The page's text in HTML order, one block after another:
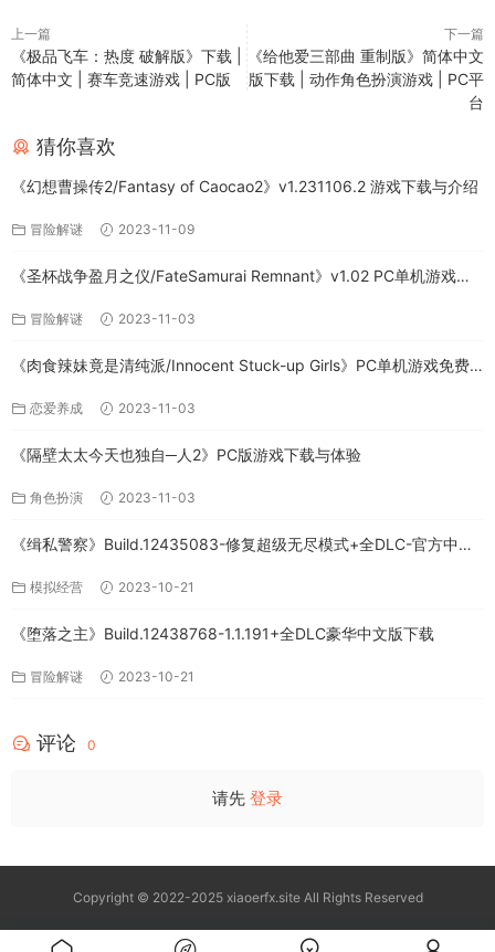
上一篇
《极品飞车：热度 破解版》下载 |
简体中文 | 赛车竞速游戏 | PC版
下一篇
《给他爱三部曲 重制版》简体中文
版下载 | 动作角色扮演游戏 | PC平
台
猜你喜欢
《幻想曹操传2/Fantasy of Caocao2》v1.231106.2 游戏下载与介绍
冒险解谜 2023-11-09
《圣杯战争盈月之仪/FateSamurai Remnant》v1.02 PC单机游戏下
冒险解谜 2023-11-03
《肉食辣妹竟是清纯派/Innocent Stuck-up Girls》PC单机游戏免费
恋爱养成 2023-11-03
《隔壁太太今天也独自─人2》PC版游戏下载与体验
角色扮演 2023-11-03
《缉私警察》Build.12435083-修复超级无尽模式+全DLC-官方中文-
模拟经营 2023-10-21
《堕落之主》Build.12438768-1.1.191+全DLC豪华中文版下载
冒险解谜 2023-10-21
评论 0
请先 登录
Copyright © 2022-2025 xiaoerfx.site All Rights Reserved